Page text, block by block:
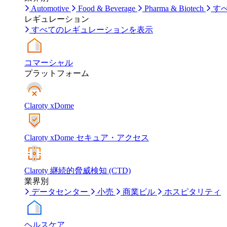
Automotive
Food & Beverage Pharma & Biotech
す
レギュレーション
すべてのレギュレーションを表示
コマーシャル
プラットフォーム
Claroty xDome
Claroty xDome セキュア・アクセス
Claroty 継続的脅威検知 (CTD)
業界別
データセンター
小売 商業ビル ホスピタリティ
ヘルスケア